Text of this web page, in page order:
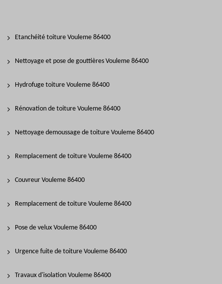
Etanchéité toiture Vouleme 86400
Nettoyage et pose de gouttières Vouleme 86400
Hydrofuge toiture Vouleme 86400
Rénovation de toiture Vouleme 86400
Nettoyage demoussage de toiture Vouleme 86400
Remplacement de toiture Vouleme 86400
Couvreur Vouleme 86400
Remplacement de toiture Vouleme 86400
Pose de velux Vouleme 86400
Urgence fuite de toiture Vouleme 86400
Travaux d'isolation Vouleme 86400